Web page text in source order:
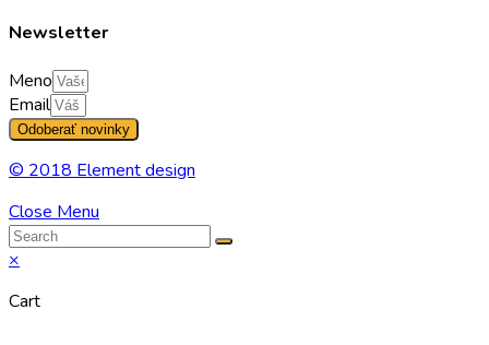
Newsletter
Meno
Email
Odoberať novinky
© 2018 Element design
Close Menu
×
Cart